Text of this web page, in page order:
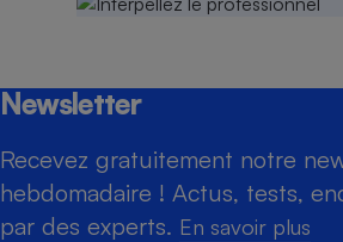
Newsletter
Recevez gratuitement notre
hebdomadaire ! Actus, tests,
par des experts. En savoir plus